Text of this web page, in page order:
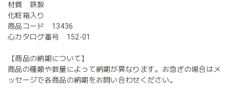
材質 鉄製
化粧箱入り
商品コード 13436
心カタログ番号 152-01
【商品の納期について】
商品の種類や数量によって納期が異なります。お急ぎの場合はメ
ッセージで各商品の納期をお問い合わせください。